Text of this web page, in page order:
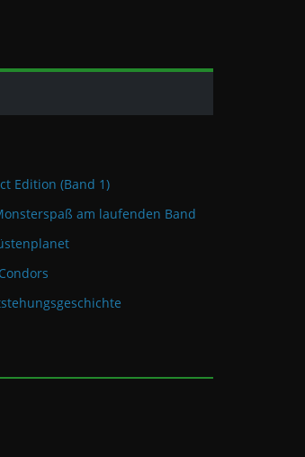
Edition (Band 1)
am laufenden Band